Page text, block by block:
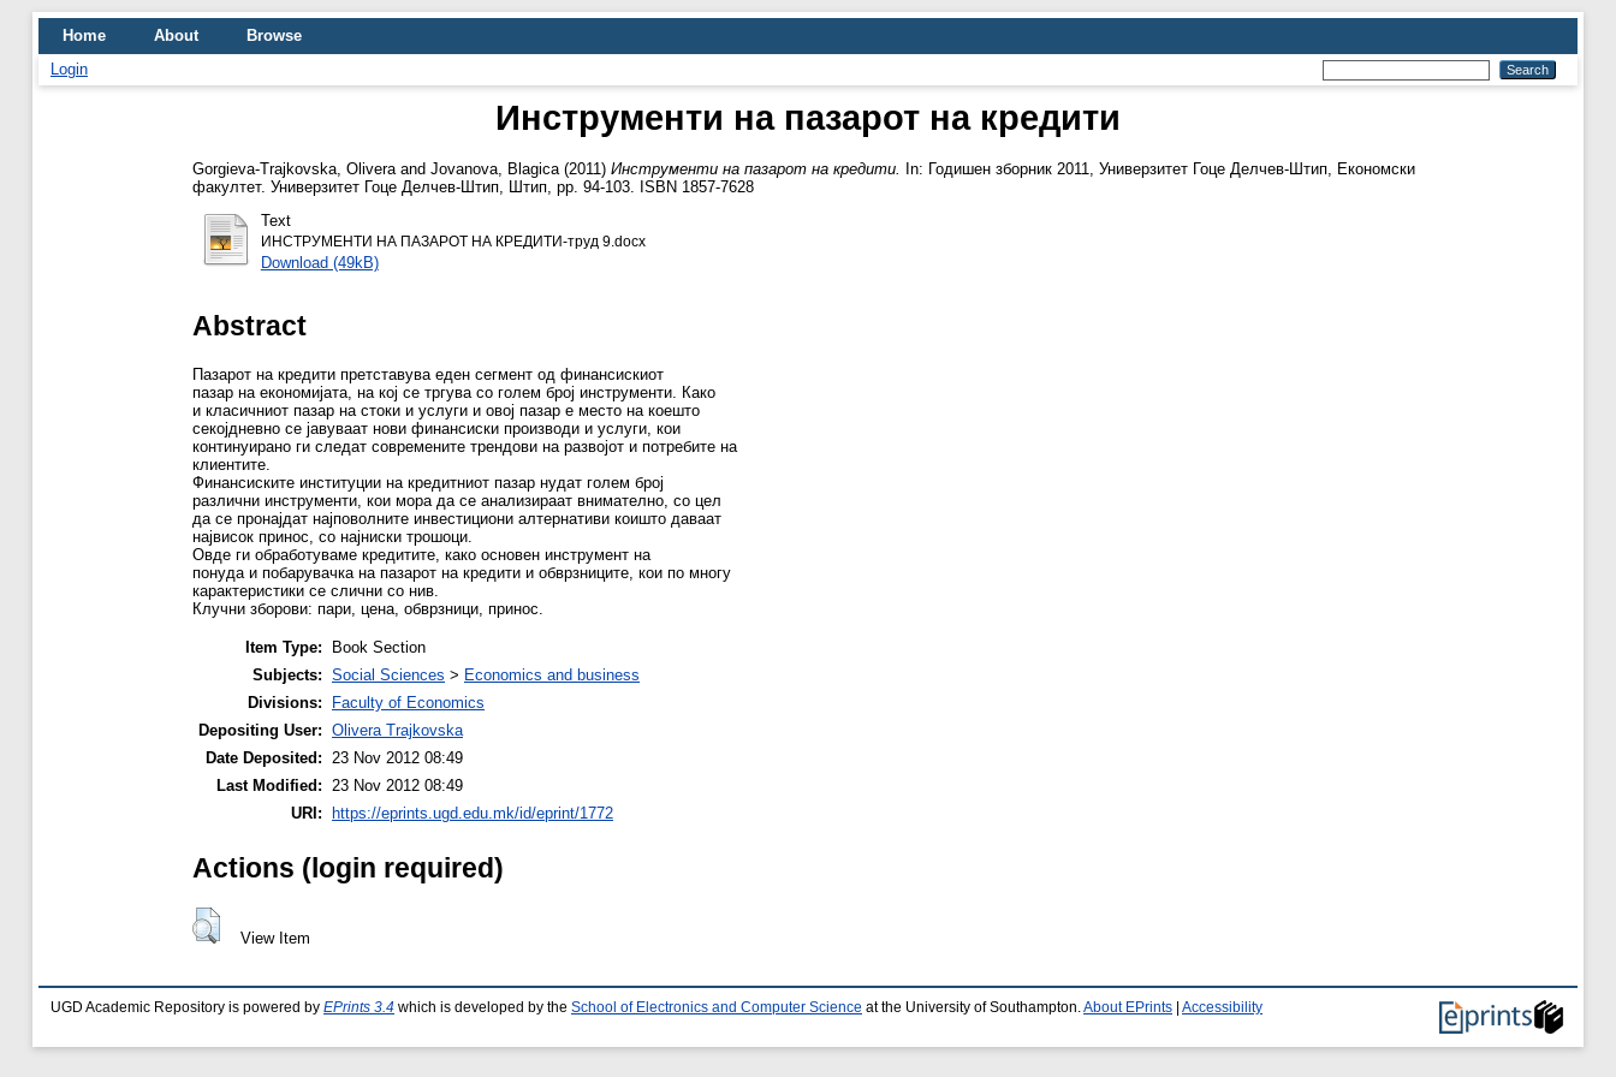
Home About
Browse
Login
Инструменти на пазарот на кредити
Gorgieva-Trajkovska, Olivera and Jovanova, Blagica (2011) Инструменти на пазарот на кредити.
In: Годишен зборник 2011, Универзитет Гоце Делчев-Штип, Економски
факултет. Универзитет Гоце Делчев-Штип, Штип, pp. 94-103. ISBN 1857-7628
Text
ИНСТРУМЕНТИ НА ПАЗАРОТ НА КРЕДИТИ-труд 9.docx
Download (49kB)
Abstract
Пазарот на кредити претставува еден сегмент од финансискиот
пазар на економијата, на кој се тргува со голем број инструменти. Како
и класичниот пазар на стоки и услуги и овој пазар е место на коешто
секојдневно се јавуваат нови финансиски производи и услуги, кои
континуирано ги следат современите трендови на развојот и потребите на
клиентите.
Финансиските институции на кредитниот пазар нудат голем број
различни инструменти, кои мора да се анализираат внимателно, со цел
да се пронајдат најповолните инвестициони алтернативи коишто даваат
највисок принос, со најниски трошоци.
Овде ги обработуваме кредитите, како основен инструмент на
понуда и побарувачка на пазарот на кредити и обврзниците, кои по многу
карактеристики се слични со нив.
Клучни зборови: пари, цена, обврзници, принос.
Item Type:
Book Section
Subjects: Social Sciences > Economics and business
Divisions:
Faculty of Economics
Depositing User: Olivera Trajkovska
Date Deposited: 23 Nov 2012 08:49
Last Modified: 23 Nov 2012 08:49
URI:
https://eprints.ugd.edu.mk/id/eprint/1772
Actions (login required)
View Item
UGD Academic Repository is powered by EPrints 3.4 which is developed by the School of Electronics and Computer Science at the University of Southampton.About EPrints Accessibility